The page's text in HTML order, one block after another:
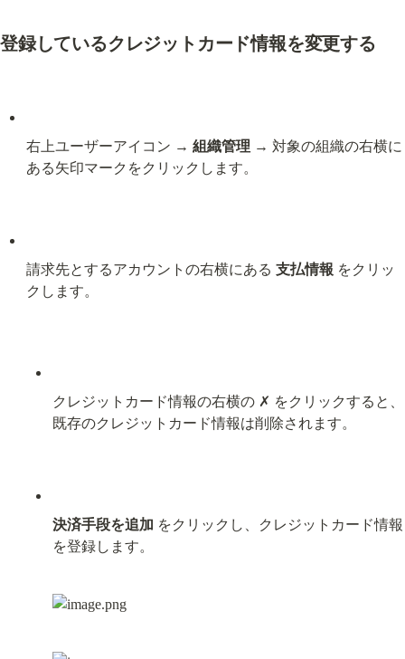
登録しているクレジットカード情報を変更する
右上ユーザーアイコン → 組織管理 → 対象の組織の右横に
ある矢印マークをクリックします。
請求先とするアカウントの右横にある 支払情報 をクリッ
クします。
クレジットカード情報の右横の ✗ をクリックすると、
既存のクレジットカード情報は削除されます。
決済手段を追加 をクリックし、クレジットカード情報
を登録します。